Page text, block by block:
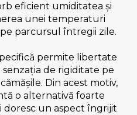
eficient umiditatea și
unei temperaturi
parcursul întregii zile.
permite libertate
senzația de rigiditate pe
Din acest motiv,
o alternativă foarte
doresc un aspect îngrijit